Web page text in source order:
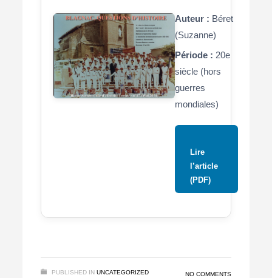
Auteur : Béret
(Suzanne)
Période : 20e
siècle (hors
guerres
mondiales)
Lire
l’article
(PDF)
PUBLISHED IN UNCATEGORIZED NO COMMENTS